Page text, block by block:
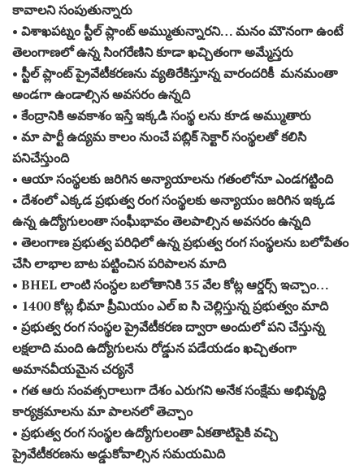
కావాలని సంపుతున్నారు
• విశాఖపట్నం స్టీల్ ప్లాంట్ అమ్ముతున్నారని… మనం మౌనంగా ఉంటే
తెలంగాణలో ఉన్న సింగరేణిని కూడా ఖచ్చితంగా అమ్మేస్తరు
• స్టీల్ ప్లాంట్ ప్రైవేటీకరణను వ్యతిరేకిస్తూన్న వారందరికీ మనమంతా
అండగా ఉండాల్సిన అవసరం ఉన్నది
• కేంద్రానికి అవకాశం ఇస్తే ఇక్కడి సంస్థ లను కూడ అమ్ముతారు
• మా పార్టీ ఉద్యమ కాలం నుంచే పబ్లిక్ సెక్టార్ సంస్థలతో కలిసి
పనిచేస్తుంది
• ఆయా సంస్థలకు జరిగిన అన్యాయాలను గతంలోనూ ఎండగట్టింది
• దేశంలో ఎక్కడ ప్రభుత్వ రంగ సంస్థలకు అన్యాయం జరిగిన ఇక్కడ
ఉన్న ఉద్యోగులంతా సంఘీభావం తెలపాల్సిన అవసరం ఉన్నది
• తెలంగాణ ప్రభుత్వ పరిధిలో ఉన్న ప్రభుత్వ రంగ సంస్థలను బలోపేతం
చేసి లాభాల బాట పట్టించిన పరిపాలన మాది
• BHEL లాంటి సంస్ధల బలోతానికి 35 వేల కోట్ల ఆర్డర్స్ ఇచ్చాం…
• 1400 కోట్ల భీమా ప్రీమియం ఎల్ ఐ సి చెల్లిస్తున్న ప్రభుత్వం మాది
• ప్రభుత్వ రంగ సంస్థల ప్రైవేటీకరణ ద్వారా అందులో పని చేస్తున్న
లక్షలాది మంది ఉద్యోగులను రోడ్డున పడేయడం ఖచ్చితంగా
అమానవీయమైన చర్యనే
• గత ఆరు సంవత్సరాలుగా దేశం ఎరుగని అనేక సంక్షేమ అభివృద్ధి
కార్యక్రమాలను మా పాలనలో తెచ్చాం
• ప్రభుత్వ రంగ సంస్థల ఉద్యోగులంతా ఏకతాటిపైకి వచ్చి
ప్రైవేటీకరణను అడ్డుకోవాల్సిన సమయమిది